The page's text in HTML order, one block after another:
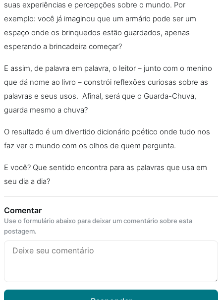
suas experiências e percepções sobre o mundo. Por
exemplo: você já imaginou que um armário pode ser um
espaço onde os brinquedos estão guardados, apenas
esperando a brincadeira começar?
E assim, de palavra em palavra, o leitor – junto com o menino
que dá nome ao livro – constrói reflexões curiosas sobre as
palavras e seus usos. Afinal, será que o Guarda-Chuva,
guarda mesmo a chuva?
O resultado é um divertido dicionário poético onde tudo nos
faz ver o mundo com os olhos de quem pergunta.
E você? Que sentido encontra para as palavras que usa em
seu dia a dia?
Comentar
Use o formulário abaixo para deixar um comentário sobre esta
postagem.